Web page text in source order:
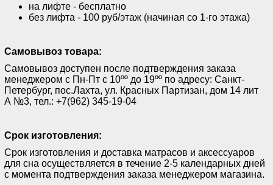
на лифте - бесплатно
без лифта - 100 руб/этаж (начиная со 1-го этажа)
Самовывоз товара:
Самовывоз доступен после подтверждения заказа
менеджером с Пн-Пт с 10ºº до 19ºº по адресу: Санкт-
Петербург, пос.Лахта, ул. Красных Партизан, дом 14 лит
А №3, тел.: +7(962) 345-19-04
Срок изготовления:
Срок изготовления и доставка матрасов и аксессуаров
для сна осуществляется в течение 2-5 календарных дней
с момента подтверждения заказа менеджером магазина.